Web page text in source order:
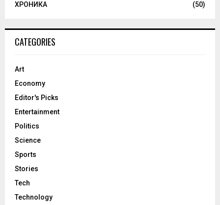
ХРОНИКА
(50)
CATEGORIES
Art
Economy
Editor's Picks
Entertainment
Politics
Science
Sports
Stories
Tech
Technology